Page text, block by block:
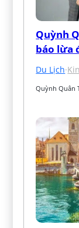
Quỳnh
báo lừa
Du Lịch·
Quỳnh Quân